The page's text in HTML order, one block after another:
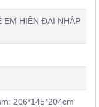
HIỆN ĐẠI NHẬP
206*145*204cm